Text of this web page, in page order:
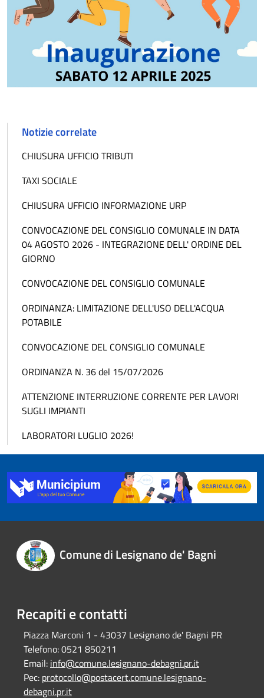
Notizie correlate
CHIUSURA UFFICIO TRIBUTI
TAXI SOCIALE
CHIUSURA UFFICIO INFORMAZIONE URP
CONVOCAZIONE DEL CONSIGLIO COMUNALE IN DATA
04 AGOSTO 2026 - INTEGRAZIONE DELL' ORDINE DEL
GIORNO
CONVOCAZIONE DEL CONSIGLIO COMUNALE
ORDINANZA: LIMITAZIONE DELL'USO DELL'ACQUA
POTABILE
CONVOCAZIONE DEL CONSIGLIO COMUNALE
ORDINANZA N. 36 del 15/07/2026
ATTENZIONE INTERRUZIONE CORRENTE PER LAVORI
SUGLI IMPIANTI
LABORATORI LUGLIO 2026!
Comune di Lesignano de' Bagni
Recapiti e contatti
Piazza Marconi 1 - 43037 Lesignano de' Bagni PR
Telefono:0521 850211
Email: info@comune.lesignano-debagni.pr.it
Pec: protocollo@postacert.comune.lesignano-
debagni.pr.it